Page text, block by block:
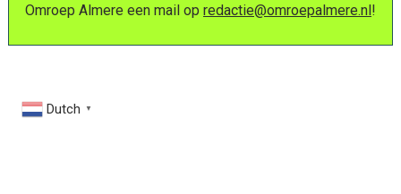
Omroep Almere een mail op redactie@omroepalmere.nl!
Dutch ▼